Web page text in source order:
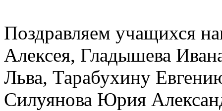
Поздравляем учащихся
Алексея, Гладышева
Льва, Тарабухину
Силуянова Юрия